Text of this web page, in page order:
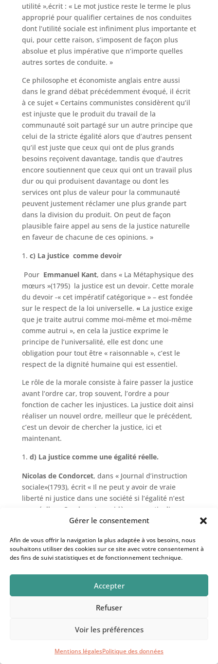
Gérer le consentement
Afin de vous offrir la navigation la plus adaptée à vos besoins, nous
souhaitons utiliser des cookies sur ce site avec votre consentement à
des fins de suivi statistiques et de fonctionnement technique.
Accepter
Refuser
Voir les préférences
Mentions légalesPolitique des données
utilité »,écrit : « Le mot justice reste le terme le plus
approprié pour qualifier certaines de nos conduites
dont l’utilité sociale est infiniment plus importante et
qui, pour cette raison, s’imposent de façon plus
absolue et plus impérative que n’importe quelles
autres sortes de conduite. »
Ce philosophe et économiste anglais entre aussi
dans le grand débat précédemment évoqué, il écrit
à ce sujet « Certains communistes considèrent qu’il
est injuste que le produit du travail de la
communauté soit partagé sur un autre principe que
celui de la stricte égalité alors que d’autres pensent
qu’il est juste que ceux qui ont de plus grands
besoins reçoivent davantage, tandis que d’autres
encore soutiennent que ceux qui ont un travail plus
dur ou qui produisent davantage ou dont les
services ont plus de valeur pour la communauté
peuvent justement réclamer une plus grande part
dans la division du produit. On peut de façon
plausible faire appel au sens de la justice naturelle
en faveur de chacune de ces opinions. »
c) La justice comme devoir
Pour Emmanuel Kant, dans « La Métaphysique des
mœurs »(1795) la justice est un devoir. Cette morale
du devoir -« cet impératif catégorique » – est fondée
sur le respect de la loi universelle. « La justice exige
que je traite autrui comme moi-même et moi-même
comme autrui », en cela la justice exprime le
principe de l’universalité, elle est donc une
obligation pour tout être « raisonnable », c’est le
respect de la dignité humaine qui est essentiel.
Le rôle de la morale consiste à faire passer la justice
avant l’ordre car, trop souvent, l’ordre a pour
fonction de cacher les injustices. La justice doit ainsi
réaliser un nouvel ordre, meilleur que le précédent,
c’est un devoir de chercher la justice, ici et
maintenant.
d) La justice comme une égalité réelle.
Nicolas de Condorcet, dans « Journal d’instruction
sociale»(1793), écrit « Il ne peut y avoir de vraie
liberté ni justice dans une société si l’égalité n’est
pas réelle. » Condorcet considère en particulier
l’instruction nationale comme « un devoir de
e) La justice comme produit de la classe
dominante.
dans « Le Capital. Critique de l’économie
politique. »(1867) pense que la justice, comme aussi
par exemple le droit, est une superstructure, c’est-à-
des rapports de forces économiques, des rapports
possède le pouvoir économique répartit les intérêts